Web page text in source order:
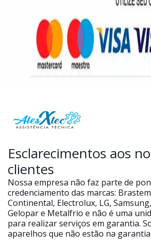
Esclarecimentos aos
clientes
Nossa empresa não faz parte de
credenciamento das marcas:
Continental, Electrolux, LG,
Gelopar e Metalfrio e não é uma
para realizar serviços em garantia.
aparelhos que não estão na